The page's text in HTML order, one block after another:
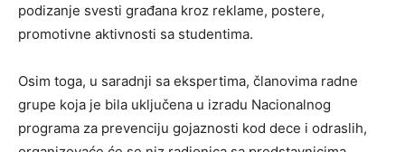
podizanje svesti građana kroz reklame, postere,
promotivne aktivnosti sa studentima.
Osim toga, u saradnji sa ekspertima, članovima radne
grupe koja je bila uključena u izradu Nacionalnog
programa za prevenciju gojaznosti kod dece i odraslih,